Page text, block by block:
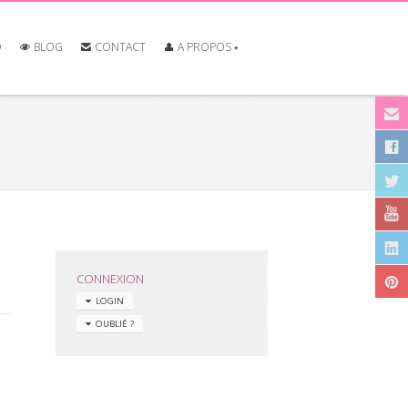
BLOG CONTACT A PROPOS
CONNEXION
LOGIN
OUBLIÉ ?